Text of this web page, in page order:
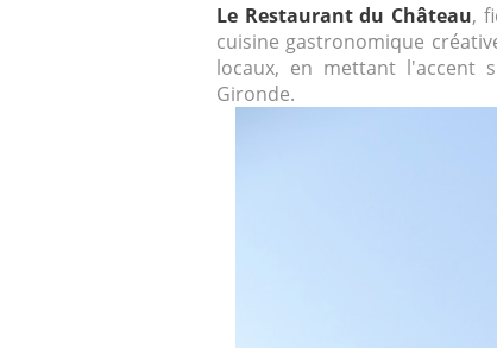
Le Restaurant du Château,
cuisine gastronomique
locaux, en mettant
Gironde.